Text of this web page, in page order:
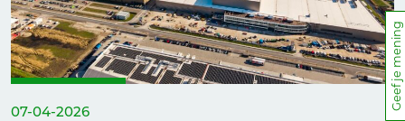
07-04-2026
Geef je mening